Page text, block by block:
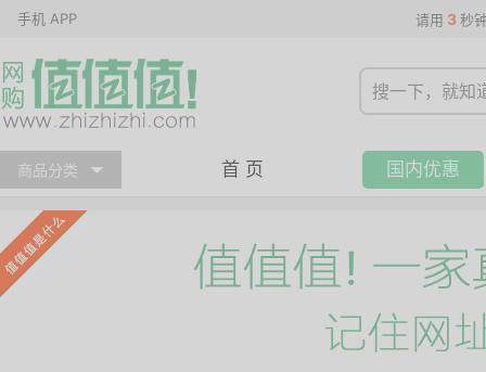
手机 APP 请用 3 秒
商品分类 首 页 国内优惠